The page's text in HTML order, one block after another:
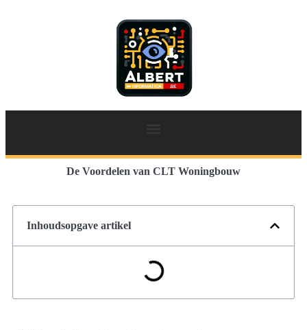
De Voordelen van CLT Woningbouw
Inhoudsopgave artikel